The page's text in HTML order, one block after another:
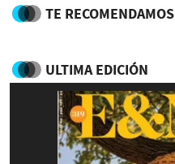
TE RECOMENDAMOS
ULTIMA EDICIÓN